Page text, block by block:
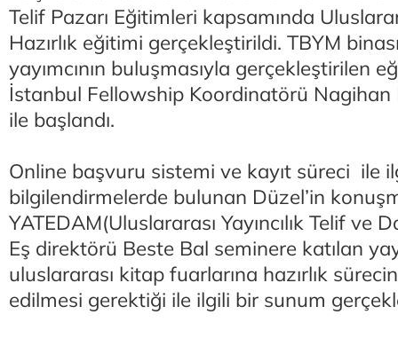
Telif Pazarı Eğitimleri kapsamında
Hazırlık eğitimi gerçekleştirildi. TBYM
yayımcının buluşmasıyla gerçekleştirilen
İstanbul Fellowship Koordinatörü Nagihan
ile başlandı.
Online başvuru sistemi ve kayıt süreci ile
bilgilendirmelerde bulunan Düzel’in
YATEDAM(Uluslararası Yayıncılık Telif ve
Eş direktörü Beste Bal seminere katılan
uluslararası kitap fuarlarına hazırlık
edilmesi gerektiği ile ilgili bir sunum